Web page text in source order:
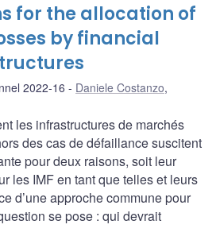
for the allocation of
by financial
2022-16 Daniele Costanzo,
les infrastructures de marchés
des cas de défaillance suscitent
pour deux raisons, soit leur
les IMF en tant que telles et leurs
d’une approche commune pour
se pose : qui devrait